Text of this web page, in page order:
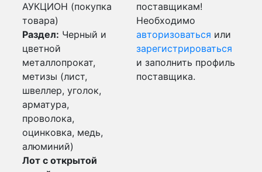
АУКЦИОН (покупка
товара)
Раздел: Черный и
цветной
металлопрокат,
метизы (лист,
швеллер, уголок,
арматура,
проволока,
оцинковка, медь,
алюминий)
Лот с открытой
поставщикам!
Необходимо
авторизоваться или
зарегистрироваться
и заполнить профиль
поставщика.